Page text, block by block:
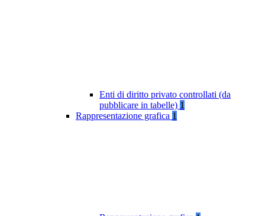
Enti di diritto privato controllati (da
pubblicare in tabelle) 1
Rappresentazione grafica 1